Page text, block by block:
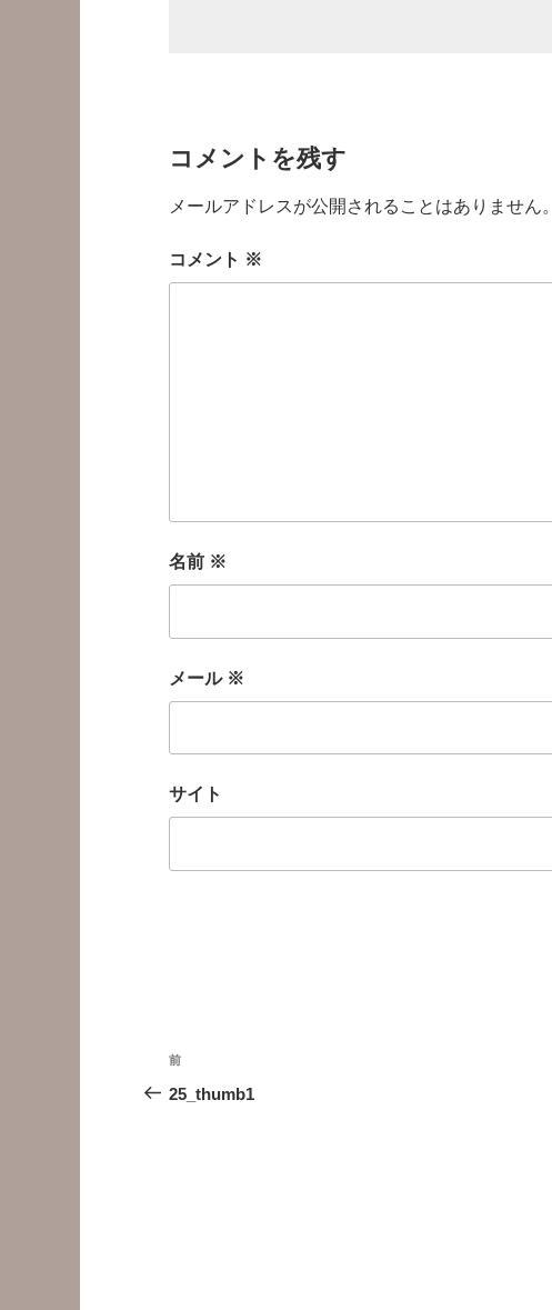
コメントを残す
メールアドレスが公開されることはありません。
コメント ※
名前 ※
メール ※
サイト
投
稿
前
の
前
25_thumb1